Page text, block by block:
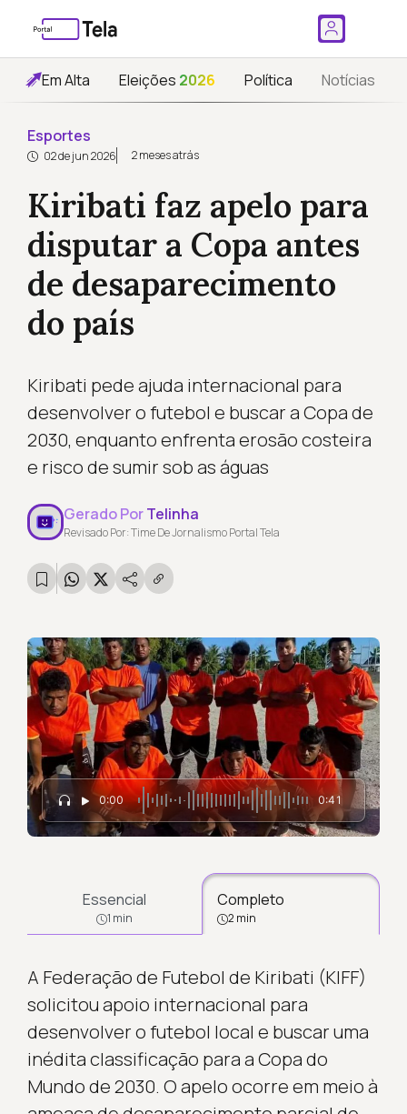
Em Alta Eleições 2026 Política Notícias
Esportes
02 de jun 2026 2 meses atrás
Kiribati faz apelo para
disputar a Copa antes
de desaparecimento
do país
Kiribati pede ajuda internacional para
desenvolver o futebol e buscar a Copa de
2030, enquanto enfrenta erosão costeira
e risco de sumir sob as águas
Gerado PorTelinha
Revisado Por: Time De Jornalismo Portal Tela
0:00 0:41
Essencial
1 min
Completo
2 min
A Federação de Futebol de Kiribati (KIFF)
solicitou apoio internacional para
desenvolver o futebol local e buscar uma
inédita classificação para a Copa do
Mundo de 2030. O apelo ocorre em meio à